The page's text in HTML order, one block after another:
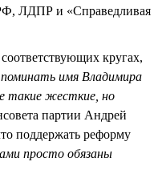
ЛДПР и «Справедливая
кругах,
имя Владимира
такие жесткие, но
партии Андрей
поддержать реформу
просто обязаны